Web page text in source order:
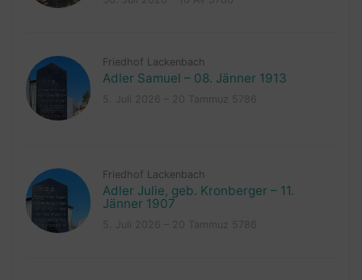
Friedhof Lackenbach
Adler Samuel – 08. Jänner 1913
Friedhof Lackenbach
Adler Julie, geb. Kronberger – 11.
Jänner 1907